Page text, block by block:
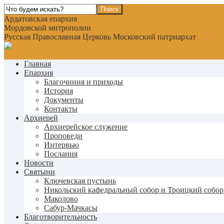
Ардатовская епархия
Мордовской митрополии
Русская Православная Церковь Московский патриархат
Главная
Епархия
Благочиния и приходы
История
Документы
Контакты
Архиерей
Архиерейское служение
Проповеди
Интервью
Послания
Новости
Святыни
Ключевская пустынь
Никольский кафедральный собор и Троицкий собор
Маколово
Сабур-Мачкасы
Благотворительность